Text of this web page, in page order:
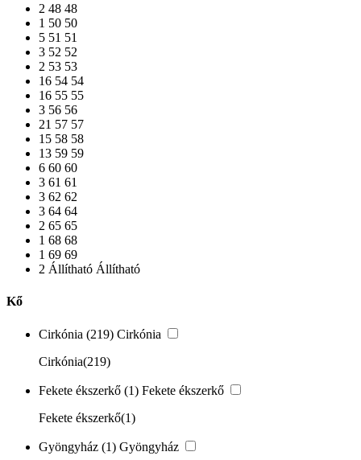
2 48 48
1 50 50
5 51 51
3 52 52
2 53 53
16 54 54
16 55 55
3 56 56
21 57 57
15 58 58
13 59 59
6 60 60
3 61 61
3 62 62
3 64 64
2 65 65
1 68 68
1 69 69
2 Állítható Állítható
Kő
Cirkónia (219) Cirkónia
Cirkónia(219)
Fekete ékszerkő (1) Fekete ékszerkő
Fekete ékszerkő(1)
Gyöngyház (1) Gyöngyház